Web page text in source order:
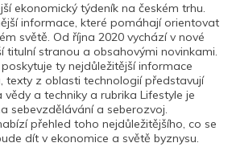
ekonomický týdeník na českém trhu.
informace, které pomáhají orientovat
světě. Od října 2020 vychází v nové
titulní stranou a obsahovými novinkami.
ty nejdůležitější informace
texty z oblasti technologií představují
a techniky a rubrika Lifestyle je
sebevzdělávání a seberozvoj.
přehled toho nejdůležitějšího, co se
dít v ekonomice a světě byznysu.